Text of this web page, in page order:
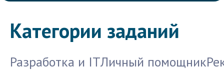
Категории заданий
Разработка и ITЛичный помощник